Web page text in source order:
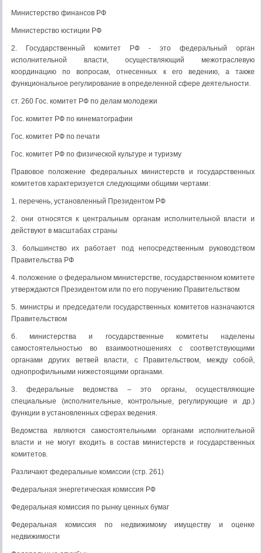
Министерство финансов РФ
Министерство юстиции РФ
2. Государственный комитет РФ - это федеральный орган
исполнительной власти, осуществляющий межотраслевую
координацию по вопросам, отнесенных к его ведению, а также
функциональное регулирование в определенной сфере деятельности.
ст. 260 Гос. комитет РФ по делам молодежи
Гос. комитет РФ по кинематографии
Гос. комитет РФ по печати
Гос. комитет РФ по физической культуре и туризму
Правовое положение федеральных министерств и государственных
комитетов характеризуется следующими общими чертами:
1. перечень, установленный Президентом РФ
2. они относятся к центральным органам исполнительной власти и
действуют в масштабах страны
3. большинство их работает под непосредственным руководством
Правительства РФ
4. положение о федеральном министерстве, государственном комитете
утверждаются Президентом или по его поручению Правительством
5. министры и председатели государственных комитетов назначаются
Правительством
6. министерства и государственные комитеты наделены
самостоятельностью во взаимоотношениях с соответствующими
органами других ветвей власти, с Правительством, между собой,
однопрофильными нижестоящими органами.
3. федеральные ведомства – это органы, осуществляющие
специальные (исполнительные, контрольные, регулирующие и др.)
функции в установленных сферах ведения.
Ведомства являются самостоятельными органами исполнительной
власти и не могут входить в состав министерств и государственных
комитетов.
Различают федеральные комиссии (стр. 261)
Федеральная энергетическая комиссия РФ
Федеральная комиссия по рынку ценных бумаг
Федеральная комиссия по недвижимому имуществу и оценке
недвижимости